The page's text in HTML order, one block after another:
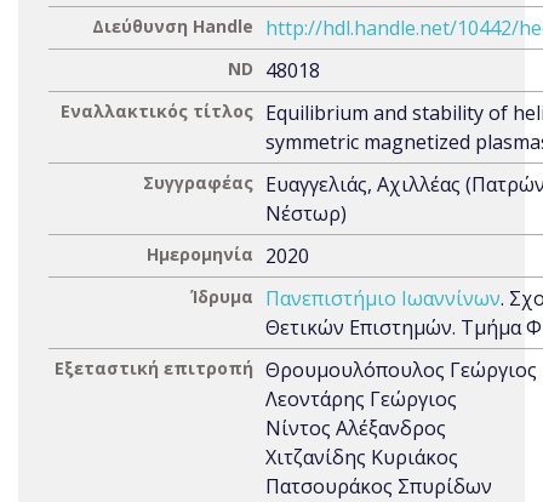
Διεύθυνση Handle http://hdl.handle.net/10442/
ND 48018
Εναλλακτικός τίτλος Equilibrium and stability of
symmetric magnetized
Συγγραφέας Ευαγγελιάς, Αχιλλέας
Νέστωρ)
Ημερομηνία 2020
Ίδρυμα Πανεπιστήμιο Ιωαννίνων.
Θετικών Επιστημών. Τμήμα
Εξεταστική επιτροπή Θρουμουλόπουλος Γεώργιος
Λεοντάρης Γεώργιος
Νίντος Αλέξανδρος
Χιτζανίδης Κυριάκος
Πατσουράκος Σπυρίδων